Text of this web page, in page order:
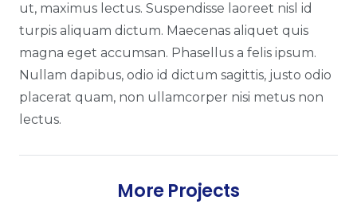
ut, maximus lectus. Suspendisse laoreet nisl id
turpis aliquam dictum. Maecenas aliquet quis
magna eget accumsan. Phasellus a felis ipsum.
Nullam dapibus, odio id dictum sagittis, justo odio
placerat quam, non ullamcorper nisi metus non
lectus.
More Projects